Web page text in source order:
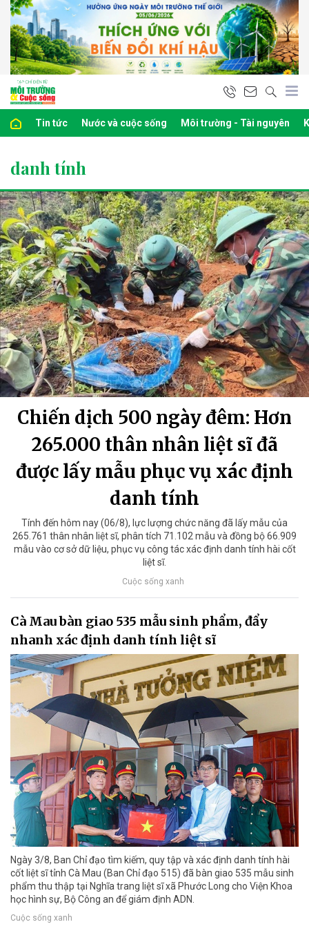
Tin tức Nước và cuộc sống Môi trường - Tài nguyên
danh tính
Chiến dịch 500 ngày đêm: Hơn
265.000 thân nhân liệt sĩ đã
được lấy mẫu phục vụ xác định
danh tính
Tính đến hôm nay (06/8), lực lượng chức năng đã lấy mẫu của
265.761 thân nhân liệt sĩ, phân tích 71.102 mẫu và đồng bộ 66.909
mẫu vào cơ sở dữ liệu, phục vụ công tác xác định danh tính hài cốt
liệt sĩ.
Cuộc sống xanh
Cà Mau bàn giao 535 mẫu sinh phẩm, đẩy
nhanh xác định danh tính liệt sĩ
Ngày 3/8, Ban Chỉ đạo tìm kiếm, quy tập và xác định danh tính hài
cốt liệt sĩ tỉnh Cà Mau (Ban Chỉ đạo 515) đã bàn giao 535 mẫu sinh
phẩm thu thập tại Nghĩa trang liệt sĩ xã Phước Long cho Viện Khoa
học hình sự, Bộ Công an để giám định ADN.
Cuộc sống xanh